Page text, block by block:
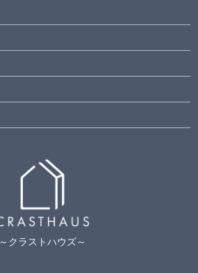
～クラストハウズ～